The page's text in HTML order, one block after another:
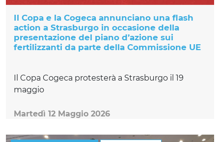
Il Copa e la Cogeca annunciano una flash
action a Strasburgo in occasione della
presentazione del piano d’azione sui
fertilizzanti da parte della Commissione UE
Il Copa Cogeca protesterà a Strasburgo il 19
maggio
Martedì 12 Maggio 2026